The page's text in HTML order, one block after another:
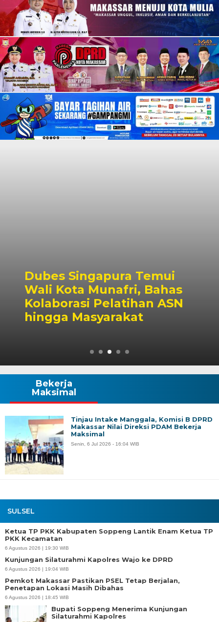
Dubes Singapura Temui
Wali Kota Munafri, Bahas
Kolaborasi Pelatihan ASN
hingga Masyarakat
SULSEL
Ketua TP PKK Kabupaten Soppeng Lantik Enam Ketua TP
PKK Kecamatan
6 Agustus 2026 | 19:30 WIB
Kunjungan Silaturahmi Kapolres Wajo ke DPRD
6 Agustus 2026 | 19:04 WIB
Pemkot Makassar Pastikan PSEL Tetap Berjalan,
Penetapan Lokasi Masih Dibahas
6 Agustus 2026 | 18:45 WIB
Bupati Soppeng Menerima Kunjungan
Silaturahmi Kapolres
Bekerja
Maksimal
Tinjau Intake Manggala, Komisi B DPRD
Makassar Nilai Direksi PDAM Bekerja
Maksimal
Senin, 6 Jul 2026 - 16:04 WIB